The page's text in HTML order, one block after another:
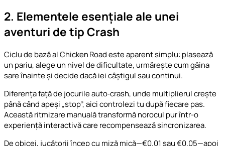
2. Elementele esențiale ale unei
aventuri de tip Crash
Ciclu de bază al Chicken Road este aparent simplu: plasează
un pariu, alege un nivel de dificultate, urmărește cum găina
sare înainte și decide dacă iei câștigul sau continui.
Diferența față de jocurile auto‑crash, unde multiplierul crește
până când apeși „stop”, aici controlezi tu după fiecare pas.
Această ritmizare manuală transformă norocul pur într-o
experiență interactivă care recompensează sincronizarea.
De obicei, jucătorii încep cu miză mică—€0.01 sau €0.05—apoi